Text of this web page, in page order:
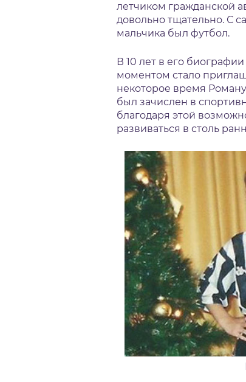
летчиком гражданской
довольно тщательно. С
мальчика был футбол.
В 10 лет в его
моментом стало
некоторое время Роману
был зачислен в
благодаря этой
развиваться в столь